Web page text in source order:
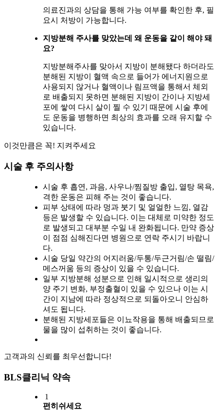
의료진과의 상담을 통해 가능 여부를 확인한 후, 필
요시 처방이 가능합니다.
지방분해 주사를 맞았는데 왜 운동을 같이 해야 돼
요?
지방분해주사를 맞아서 지방이 분해됐다 하더라도
분해된 지방이 혈액 속으로 들어가 에너지원으로
사용되지 않거나 혈액이나 림프액을 통해서 체외
로 배출되지 못하면 분해된 지방이 간이나 지방세
포에 쌓여 다시 살이 찔 수 있기 때문에 시술 후에
도 운동을 병행하면 최상의 효과를 오래 유지할 수
있습니다.
이것만큼은 꼭! 지켜주세요
시술 후 주의사항
시술 후 흡연, 과음, 사우나/찜질방 출입, 열탕 목욕,
격한 운동은 피해 주는 것이 좋습니다.
피부 상태에 따라 멍과 붓기 및 얼얼한 느낌, 열감
등은 발생할 수 있습니다. 이는 대체로 미약한 정도
로 발생되고 대부분 수일 내 완화됩니다. 만약 증상
이 점점 심해진다면 병원으로 연락 주시기 바랍니
다.
시술 당일 약간의 어지러움/두통/두근거림/손 떨림/
메스꺼움 등의 증상이 있을 수 있습니다.
일부 지방분해 성분으로 인해 일시적으로 생리의
양 주기 변화, 부정출혈이 있을 수 있으나 이는 시
간이 지남에 따라 정상적으로 되돌아오니 안심하
셔도 됩니다.
분해된 지방세포들은 이뇨작용을 통해 배출되므로
물을 많이 섭취하는 것이 좋습니다.
고객과의 신뢰를 최우선합니다!
BLS클리닉 약속
1
편히쉬세요